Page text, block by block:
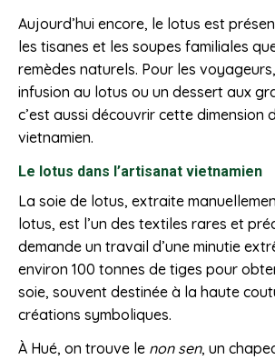
Aujourd’hui encore, le lotus est
les tisanes et les soupes familiales
remèdes naturels. Pour les
infusion au lotus ou un dessert aux
c’est aussi découvrir cette dimension
vietnamien.
Le lotus dans l’artisanat vietnamien
La soie de lotus, extraite
lotus, est l’un des textiles rares et
demande un travail d’une minutie
environ 100 tonnes de tiges pour
soie, souvent destinée à la haute
créations symboliques.
À Hué, on trouve le non sen, un